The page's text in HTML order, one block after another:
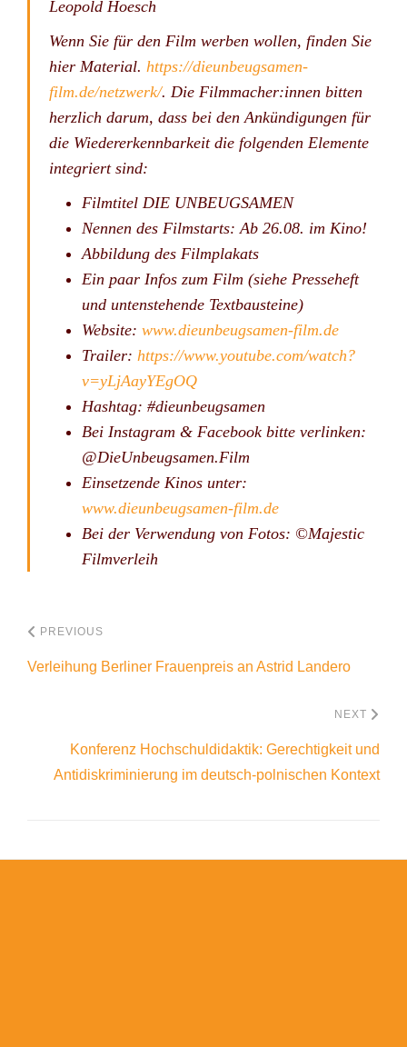
Leopold Hoesch
Wenn Sie für den Film werben wollen, finden Sie
hier Material. https://dieunbeugsamen-
film.de/netzwerk/. Die Filmmacher:innen bitten
herzlich darum, dass bei den Ankündigungen für
die Wiedererkennbarkeit die folgenden Elemente
integriert sind:
Filmtitel DIE UNBEUGSAMEN
Nennen des Filmstarts: Ab 26.08. im Kino!
Abbildung des Filmplakats
Ein paar Infos zum Film (siehe Presseheft
und untenstehende Textbausteine)
Website: www.dieunbeugsamen-film.de
Trailer: https://www.youtube.com/watch?
v=yLjAayYEgOQ
Hashtag: #dieunbeugsamen
Bei Instagram & Facebook bitte verlinken:
@DieUnbeugsamen.Film
Einsetzende Kinos unter:
www.dieunbeugsamen-film.de
Bei der Verwendung von Fotos: ©Majestic
Filmverleih
PREVIOUS
Verleihung Berliner Frauenpreis an Astrid Landero
NEXT
Konferenz Hochschuldidaktik: Gerechtigkeit und
Antidiskriminierung im deutsch-polnischen Kontext